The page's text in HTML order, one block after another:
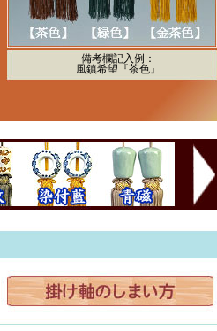
備考欄記入例：
風鎮希望『茶色』